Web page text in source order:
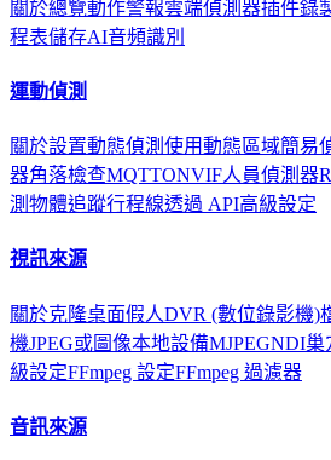
關於總覽動作警報雲端偵測器插件錄
程表儲存AI音頻識別
運動偵測
關於設置動態偵測 使用動態區域簡易
器角落檢查MQTTONVIF人員偵測器
測 物體追蹤行程線透過 API高級設定
視訊來源
關於克隆桌面假人DVR (數位錄影機)
機JPEG或圖像本地設備MJPEGNDI巢
級設定FFmpeg 設定FFmpeg 過濾器
音訊來源